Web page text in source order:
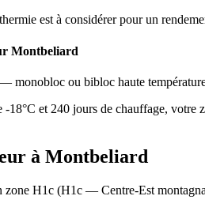
est à considérer pour un
Montbeliard
— monobloc ou bibloc haute
-18°C et 240 jours de chauffage,
à Montbeliard
zone H1c (H1c — Centre-Est